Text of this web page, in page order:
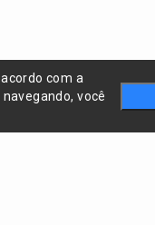
com a
você